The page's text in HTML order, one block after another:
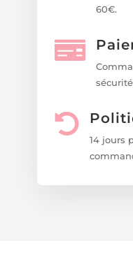
60€.


14 jours